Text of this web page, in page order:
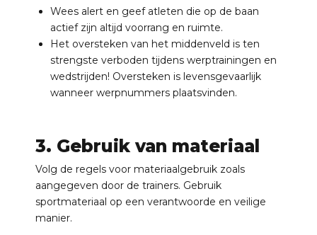
Wees alert en geef atleten die op de baan
actief zijn altijd voorrang en ruimte.
Het oversteken van het middenveld is ten
strengste verboden tijdens werptrainingen en
wedstrijden! Oversteken is levensgevaarlijk
wanneer werpnummers plaatsvinden.
3. Gebruik van materiaal
Volg de regels voor materiaalgebruik zoals
aangegeven door de trainers. Gebruik
sportmateriaal op een verantwoorde en veilige
manier.